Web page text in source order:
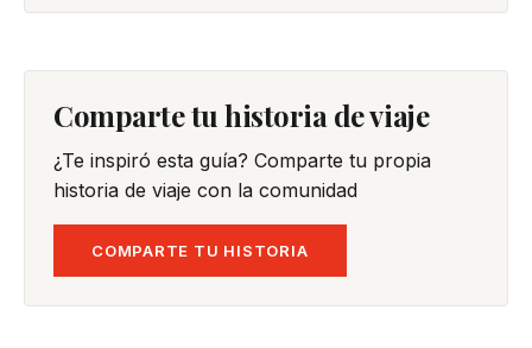
Comparte tu historia de viaje
¿Te inspiró esta guía? Comparte tu propia
historia de viaje con la comunidad
COMPARTE TU HISTORIA